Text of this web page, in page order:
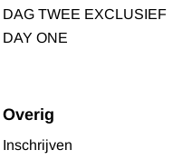
DAG TWEE EXCLUSIEF
DAY ONE
Overig
Inschrijven